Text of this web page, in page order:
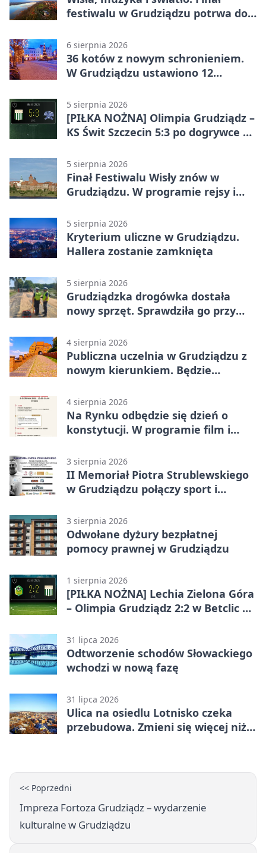
festiwalu w Grudziądzu potrwa do
6 sierpnia 2026
36 kotów z nowym schronieniem.
W Grudziądzu ustawiono 12
5 sierpnia 2026
[PIŁKA NOŻNA] Olimpia Grudziądz –
KS Świt Szczecin 5:3 po dogrywce w
odwrócili losy meczu
5 sierpnia 2026
Finał Festiwalu Wisły znów w
Grudziądzu. W programie rejsy i
5 sierpnia 2026
Kryterium uliczne w Grudziądzu.
Hallera zostanie zamknięta
5 sierpnia 2026
Grudziądzka drogówka dostała
nowy sprzęt. Sprawdziła go przy
4 sierpnia 2026
Publiczna uczelnia w Grudziądzu z
nowym kierunkiem. Będzie
4 sierpnia 2026
Na Rynku odbędzie się dzień o
konstytucji. W programie film i
3 sierpnia 2026
II Memoriał Piotra Strublewskiego
w Grudziądzu połączy sport i
3 sierpnia 2026
Odwołane dyżury bezpłatnej
pomocy prawnej w Grudziądzu
1 sierpnia 2026
[PIŁKA NOŻNA] Lechia Zielona Góra
– Olimpia Grudziądz 2:2 w Betclic 2.
końcówce
31 lipca 2026
Odtworzenie schodów Słowackiego
wchodzi w nową fazę
31 lipca 2026
Ulica na osiedlu Lotnisko czeka
przebudowa. Zmieni się więcej niż
<< Poprzedni
Impreza Fortoza Grudziądz – wydarzenie
kulturalne w Grudziądzu